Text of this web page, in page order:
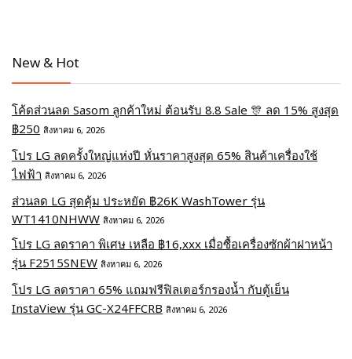
New & Hot
โค้ดส่วนลด Sasom ลูกค้าใหม่ ต้อนรับ 8.8 Sale 🎊 ลด 15% สูงสุด
฿250 สิงหาคม 6, 2026
โปร LG ลดครั้งใหญ่แห่งปี หั่นราคาสูงสุด 65% สินค้าเครื่องใช้
ไฟฟ้า สิงหาคม 6, 2026
ส่วนลด LG สุดคุ้ม ประหยัด ฿26K WashTower รุ่น
WT1410NHWW สิงหาคม 6, 2026
โปร LG ลดราคา พิเศษ เหลือ ฿16,xxx เมื่อซื้อเครื่องซักผ้าฝาหน้า
รุ่น F2515SNEW สิงหาคม 6, 2026
โปร LG ลดราคา 65% แถมฟรีฟิลเตอร์กรองน้ำ กับตู้เย็น
InstaView รุ่น GC-X24FFCRB สิงหาคม 6, 2026